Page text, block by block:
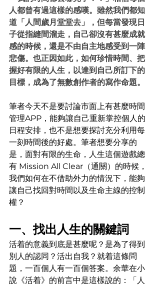
人都曾有過這樣的感嘆。雖然我們都知
道「人間歲月堂堂去」，但每當發現日
子從指縫間溜走，自己卻沒有甚麼成就
感的時候，還是不由自主地感受到一陣
悲傷。也正因如此，如何珍惜時間、把
握好有限的人生，以達到自己所訂下的
目標，成為了無數創作者的寫作命題。
筆者今天不是要討論市面上有甚麼時間
管理APP，能夠讓自己重新掌控個人的
日程安排，也不是想要探討充分利用每
一刻時間後的好處。筆者想要分享的
是，面對有限的生命，人生這個遊戲總
有 Mission All Clear（通關）的時候，
我們如何在不借助外力的情況下，能夠
讓自己找回對時間以及生命主線的控制
權？
一、找出人生的關鍵詞
活着的意義到底是甚麼呢？是為了得到
別人的認同？活出自我？就着這條問
題，一百個人有一百個答案。余華在小
說《活着》的前言中是這樣說的：「人